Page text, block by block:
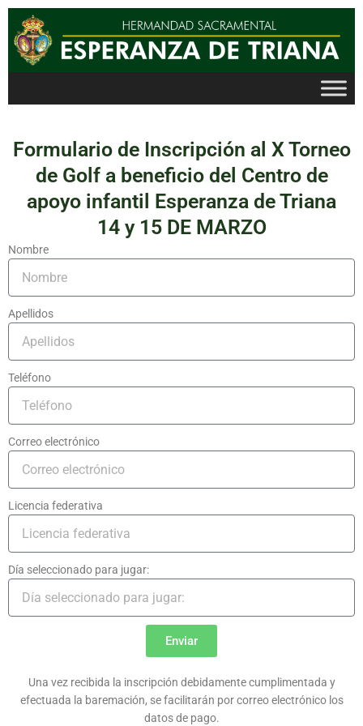
contenido
Formulario de Inscripción al X Torneo
de Golf a beneficio del Centro de
apoyo infantil Esperanza de Triana
14 y 15 DE MARZO
Nombre
Apellidos
Teléfono
Correo electrónico
Licencia federativa
Día seleccionado para jugar:
Enviar
Una vez recibida la inscripción debidamente cumplimentada y
efectuada la baremación, se facilitarán por correo electrónico los
datos de pago.